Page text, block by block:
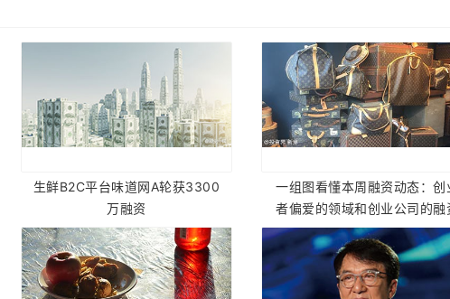
生鲜B2C平台味道网A轮获3300
万融资
一组图看懂本周融资动态：创
者偏爱的领域和创业公司的融